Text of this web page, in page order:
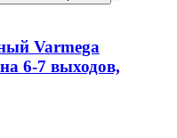
Varmega
6-7 выходов,